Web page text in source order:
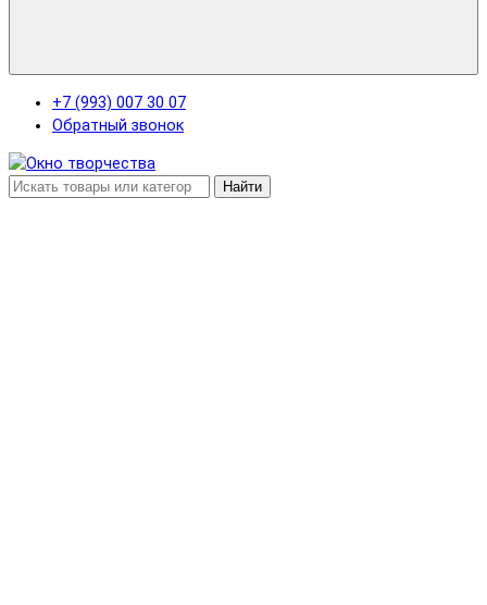
+7 (993) 007 30 07
Обратный звонок
Найти